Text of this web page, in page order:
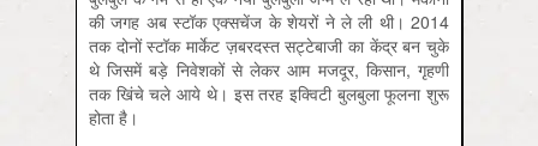
की जगह अब स्टॉक एक्सचेंज के शेयरों ने ले ली थी। 2014
तक दोनों स्टॉक मार्केट ज़बरदस्त सट्टेबाजी का केंद्र बन चुके
थे जिसमें बड़े निवेशकों से लेकर आम मजदूर, किसान, गृहणी
तक खिंचे चले आये थे। इस तरह इक्विटी बुलबुला फूलना शुरू
होता है।